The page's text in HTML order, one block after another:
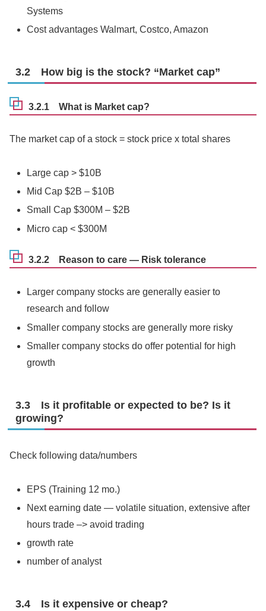
Systems
Cost advantages Walmart, Costco, Amazon
3.2 How big is the stock? “Market cap”
3.2.1 What is Market cap?
The market cap of a stock = stock price x total shares
Large cap > $10B
Mid Cap $2B – $10B
Small Cap $300M – $2B
Micro cap < $300M
3.2.2 Reason to care — Risk tolerance
Larger company stocks are generally easier to
research and follow
Smaller company stocks are generally more risky
Smaller company stocks do offer potential for high
growth
3.3 Is it profitable or expected to be? Is it
growing?
Check following data/numbers
EPS (Training 12 mo.)
Next earning date — volatile situation, extensive after
hours trade –> avoid trading
growth rate
number of analyst
3.4 Is it expensive or cheap?